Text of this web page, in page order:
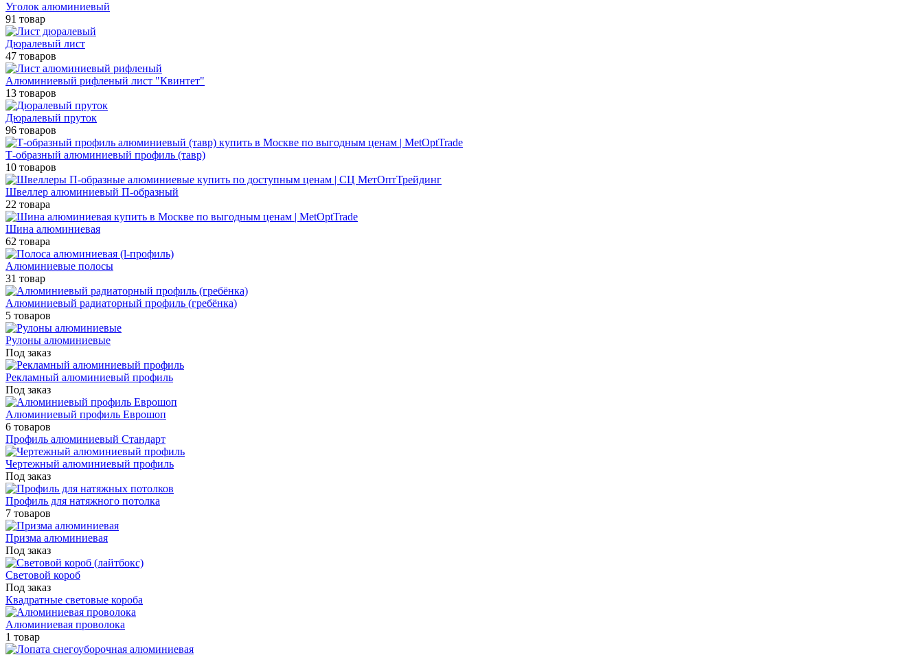
Уголок алюминиевый
91 товар
Дюралевый лист
47 товаров
Алюминиевый рифленый лист "Квинтет"
13 товаров
Дюралевый пруток
96 товаров
Т-образный алюминиевый профиль (тавр)
10 товаров
Швеллер алюминиевый П-образный
22 товара
Шина алюминиевая
62 товара
Алюминиевые полосы
31 товар
Алюминиевый радиаторный профиль (гребёнка)
5 товаров
Рулоны алюминиевые
Под заказ
Рекламный алюминиевый профиль
Под заказ
Алюминиевый профиль Еврошоп
6 товаров
Профиль алюминиевый Стандарт
Чертежный алюминиевый профиль
Под заказ
Профиль для натяжного потолка
7 товаров
Призма алюминиевая
Под заказ
Световой короб
Под заказ
Квадратные световые короба
Алюминиевая проволока
1 товар